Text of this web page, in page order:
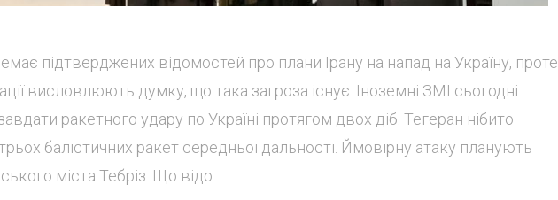
підтверджених відомостей про плани Ірану на напад на Україну, проте
висловлюють думку, що така загроза існує. Іноземні ЗМІ сьогодні
ракетного удару по Україні протягом двох діб. Тегеран нібито
балістичних ракет середньої дальності. Ймовірну атаку планують
міста Тебріз. Що відо...